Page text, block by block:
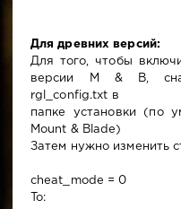
Для древних версий:
Для того, чтобы
версии M & B,
rgl_config.txt в
папке установки (по
Mount & Blade)
Затем нужно изменить
cheat_mode = 0
To: